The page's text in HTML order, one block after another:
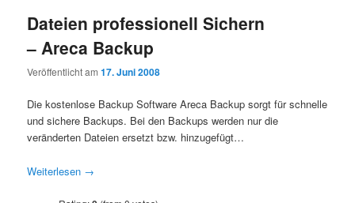
Dateien professionell Sichern
– Areca Backup
Veröffentlicht am17. Juni 2008
Die kostenlose Backup Software Areca Backup sorgt für schnelle
und sichere Backups. Bei den Backups werden nur die
veränderten Dateien ersetzt bzw. hinzugefügt…
Weiterlesen →